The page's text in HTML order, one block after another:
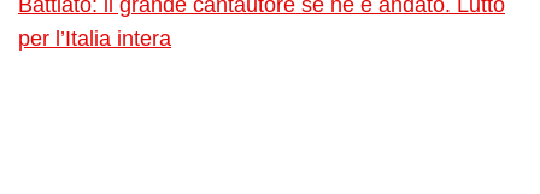
Battiato: il grande cantautore se ne è andato. Lutto
per l’Italia intera